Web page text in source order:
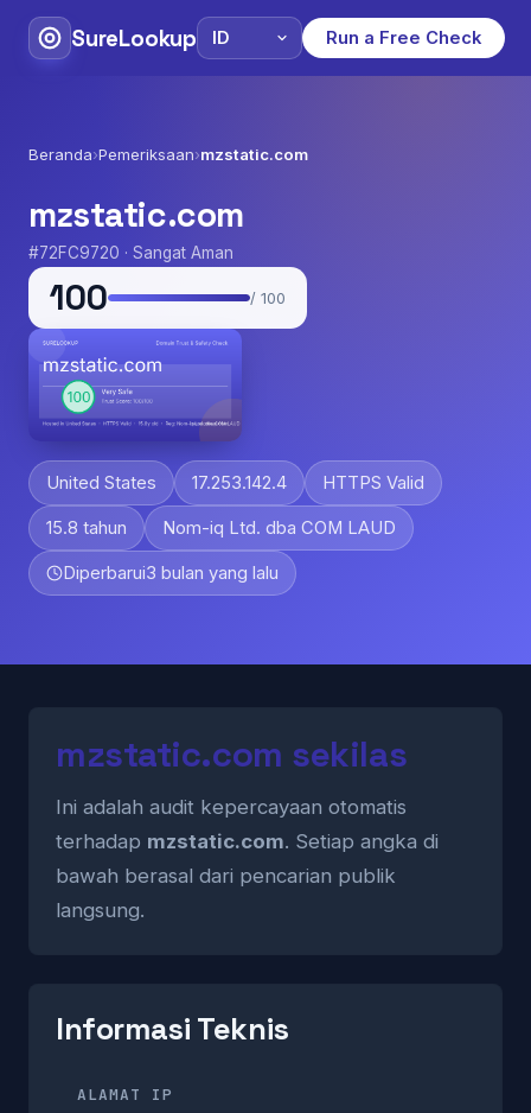
SureLookup Run a Free Check
Beranda›Pemeriksaan›mzstatic.com
mzstatic.com
#72FC9720 · Sangat Aman
100 / 100
United States 17.253.142.4 HTTPS Valid
15.8 tahun Nom-iq Ltd. dba COM LAUD
Diperbarui3 bulan yang lalu
mzstatic.com sekilas
Ini adalah audit kepercayaan otomatis
terhadap mzstatic.com. Setiap angka di
bawah berasal dari pencarian publik
langsung.
Informasi Teknis
ALAMAT IP